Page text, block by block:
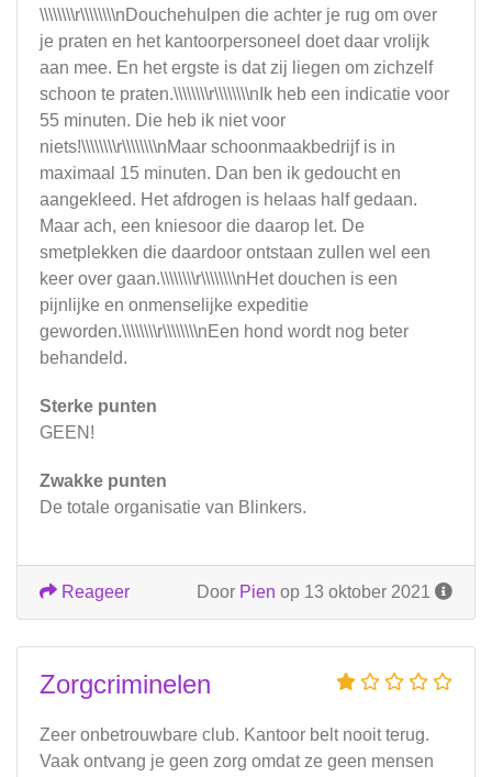
\\\\\\\\r\\\\\\\\nDouchehulpen die achter je rug om over
je praten en het kantoorpersoneel doet daar vrolijk
aan mee. En het ergste is dat zij liegen om zichzelf
schoon te praten.\\\\\\\\r\\\\\\\\nIk heb een indicatie voor
55 minuten. Die heb ik niet voor
niets!\\\\\\\\r\\\\\\\\nMaar schoonmaakbedrijf is in
maximaal 15 minuten. Dan ben ik gedoucht en
aangekleed. Het afdrogen is helaas half gedaan.
Maar ach, een kniesoor die daarop let. De
smetplekken die daardoor ontstaan zullen wel een
keer over gaan.\\\\\\\\r\\\\\\\\nHet douchen is een
pijnlijke en onmenselijke expeditie
geworden.\\\\\\\\r\\\\\\\\nEen hond wordt nog beter
behandeld.
Sterke punten
GEEN!
Zwakke punten
De totale organisatie van Blinkers.
Door Pien op 13 oktober 2021
Reageer
Zorgcriminelen
Zeer onbetrouwbare club. Kantoor belt nooit terug.
Vaak ontvang je geen zorg omdat ze geen mensen